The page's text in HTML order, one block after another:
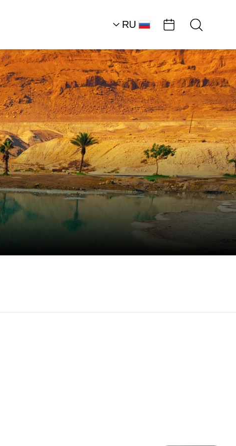
RU
EN
Южная часть района
Мертвого моря
Пляжи
Центральный пляж,
Хамей-Зоар